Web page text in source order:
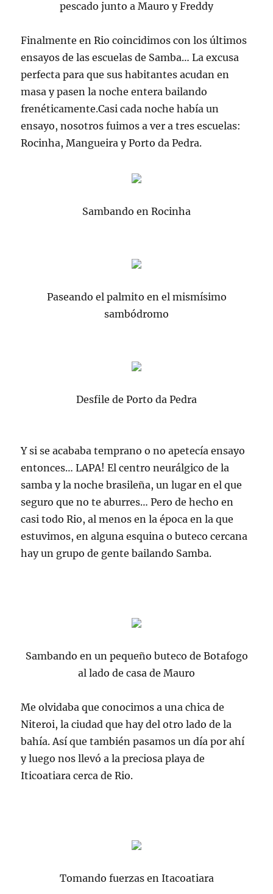
pescado junto a Mauro y Freddy
Finalmente en Rio coincidimos con los últimos
ensayos de las escuelas de Samba… La excusa
perfecta para que sus habitantes acudan en
masa y pasen la noche entera bailando
frenéticamente.Casi cada noche había un
ensayo, nosotros fuimos a ver a tres escuelas:
Rocinha, Mangueira y Porto da Pedra.
Sambando en Rocinha
Paseando el palmito en el mismísimo
sambódromo
Desfile de Porto da Pedra
Y si se acababa temprano o no apetecía ensayo
entonces… LAPA! El centro neurálgico de la
samba y la noche brasileña, un lugar en el que
seguro que no te aburres… Pero de hecho en
casi todo Rio, al menos en la época en la que
estuvimos, en alguna esquina o buteco cercana
hay un grupo de gente bailando Samba.
Sambando en un pequeño buteco de Botafogo
al lado de casa de Mauro
Me olvidaba que conocimos a una chica de
Niteroi, la ciudad que hay del otro lado de la
bahía. Así que también pasamos un día por ahí
y luego nos llevó a la preciosa playa de
Iticoatiara cerca de Rio.
Tomando fuerzas en Itacoatiara